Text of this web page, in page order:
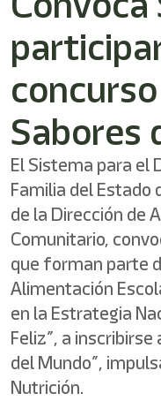
activates
screen
reader
help
you
navigate
and
with
the
content.
Sabores
El Sistema para el
Familia del Estado
de la Dirección de
Comunitario,
que forman parte
Alimentación
en la Estrategia
Feliz”, a
del Mundo”,
Nutrición.